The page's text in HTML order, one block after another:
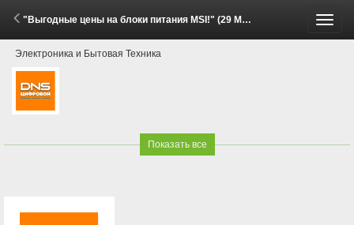
"Выгодные цены на блоки питания MSI!" (29 Мая - 15 Июня 2026)
Электроника и Бытовая Техника
Показать все